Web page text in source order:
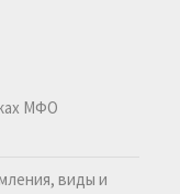
МФО
виды и